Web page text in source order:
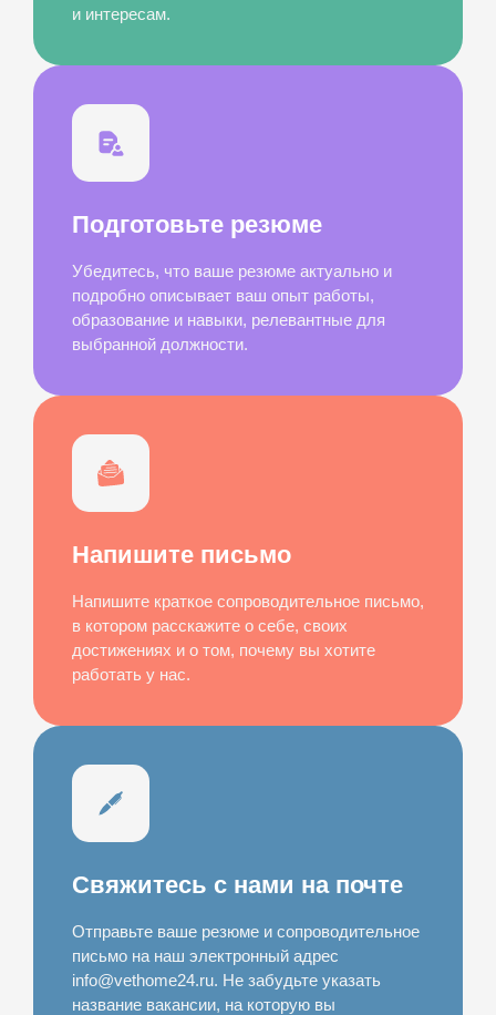
и интересам.
Подготовьте резюме
Убедитесь, что ваше резюме актуально и
подробно описывает ваш опыт работы,
образование и навыки, релевантные для
выбранной должности.
Напишите письмо
Напишите краткое сопроводительное письмо,
в котором расскажите о себе, своих
достижениях и о том, почему вы хотите
работать у нас.
Свяжитесь с нами на почте
Отправьте ваше резюме и сопроводительное
письмо на наш электронный адрес
info@vethome24.ru. Не забудьте указать
название вакансии, на которую вы